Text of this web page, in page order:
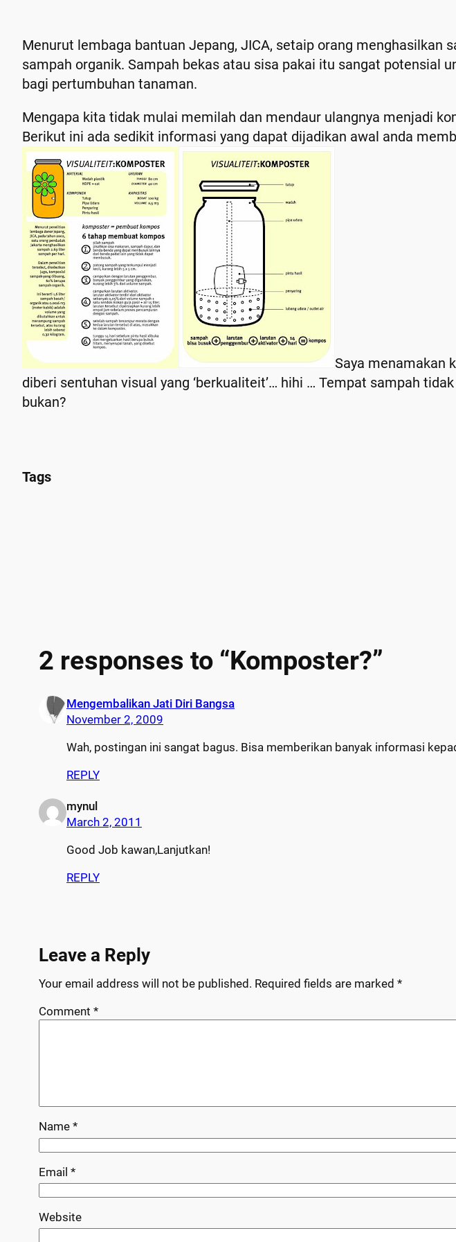
Menurut lembaga bantuan Jepang, JICA, setaip orang menghasilkan
sampah organik. Sampah bekas atau sisa pakai itu sangat potensial
bagi pertumbuhan tanaman.
Mengapa kita tidak mulai memilah dan mendaur ulangnya menjadi
Berikut ini ada sedikit informasi yang dapat dijadikan awal anda
Saya menamakan
diberi sentuhan visual yang ‘berkualiteit’… hihi … Tempat sampah
bukan?
Tags
2 responses to “Komposter?”
Mengembalikan Jati Diri Bangsa
November 2, 2009
Wah, postingan ini sangat bagus. Bisa memberikan banyak informasi
REPLY
mynul
March 2, 2011
Good Job kawan,Lanjutkan!
REPLY
Leave a Reply
Your email address will not be published. Required fields are marked *
Comment *
Name *
Email *
Website